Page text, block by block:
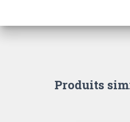
Produits